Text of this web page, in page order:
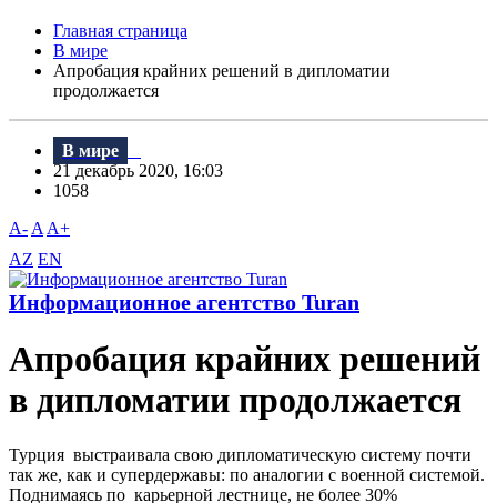
Главная страница
В мире
Апробация крайних решений в дипломатии
продолжается
В мире
21 декабрь 2020, 16:03
1058
A- A A+
AZ EN
Информационное агентство Turan
Апробация крайних решений
в дипломатии продолжается
Турция выстраивала свою дипломатическую систему почти
так же, как и супердержавы: по аналогии с военной системой.
Поднимаясь по карьерной лестнице, не более 30%